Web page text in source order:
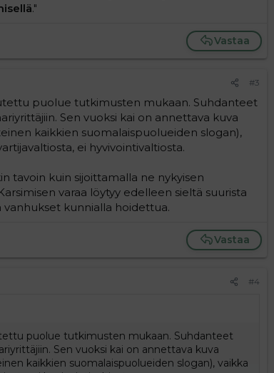
."
Vastaa
#3
puolue tutkimusten mukaan. Suhdanteet
Sen vuoksi kai on annettava kuva
kaikkien suomalaispuolueiden slogan),
ei hyvivointivaltiosta.
tavoin kuin sijoittamalla ne nykyisen
varaa löytyy edelleen sieltä suurista
kunnialla hoidettua.
Vastaa
#4
puolue tutkimusten mukaan. Suhdanteet
Sen vuoksi kai on annettava kuva
kaikkien suomalaispuolueiden slogan), vaikka